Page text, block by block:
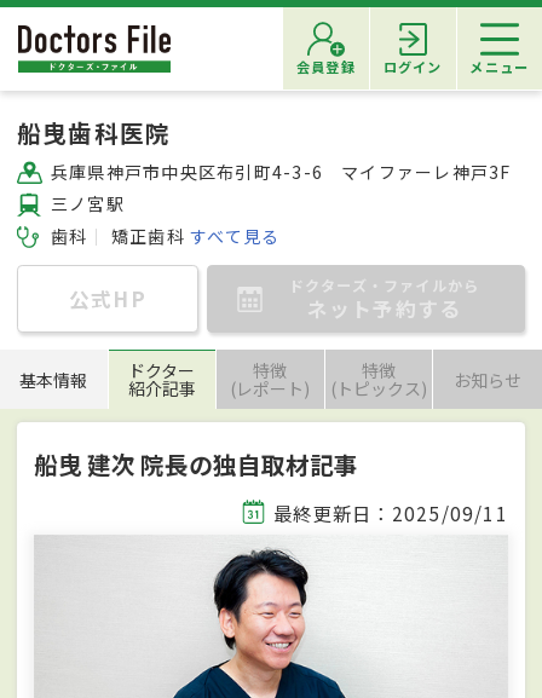
会員登録 ログイン メニュー
船曳歯科医院
兵庫県神戸市中央区布引町4-3-6 マイファーレ神戸3F
三ノ宮駅
歯科
矯正歯科 すべて見る
公式HP ドクターズ・ファイルから
ネット予約する
基本情報 ドクター
紹介記事
特徴
(レポート)
特徴
(トピックス) お知らせ
船曳 建次 院長の独自取材記事
最終更新日：2025/09/11